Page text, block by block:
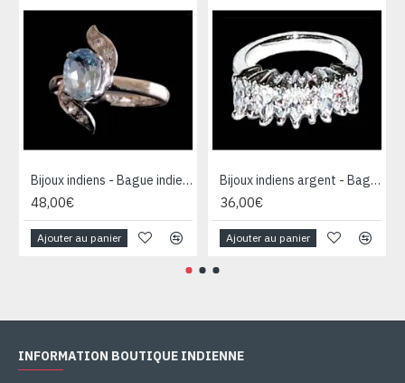
Bijoux indiens - Bague indienne rhodiée Topaze
48,00€
Ajouter au panier
Bijoux indiens argent - Bague indienne oxyde de Zirconium
36,00€
Ajouter au panier
INFORMATION BOUTIQUE INDIENNE